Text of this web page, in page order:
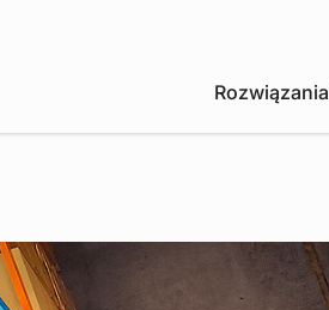
Rozwiązania